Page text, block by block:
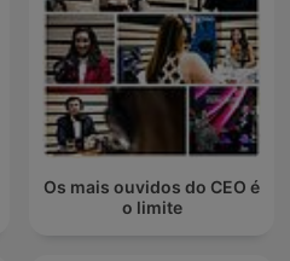
Os mais ouvidos do CEO é
o limite